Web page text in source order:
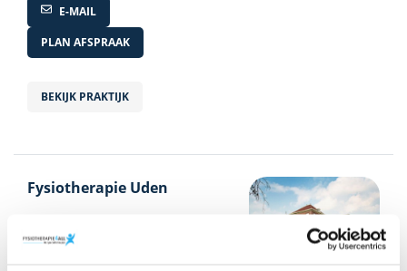
E-MAIL
PLAN AFSPRAAK
BEKIJK PRAKTIJK
Fysiotherapie Uden
5405 NA Uden